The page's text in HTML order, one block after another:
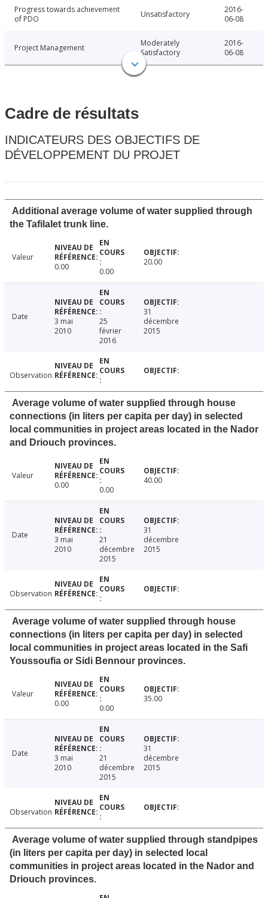
Progress towards achievement
of PDO
Unsatisfactory
2016-
06-08
Project Management
Moderately
Satisfactory
2016-
06-08
Cadre de résultats
INDICATEURS DES OBJECTIFS DE
DÉVELOPPEMENT DU PROJET
Additional average volume of water supplied through
the Tafilalet trunk line.
Valeur
0.00
0.00
20.00
Date
3 mai
2010
25
février
2016
31
décembre
2015
Observation
Average volume of water supplied through house
connections (in liters per capita per day) in selected
local communities in project areas located in the Nador
and Driouch provinces.
Valeur
0.00
0.00
40.00
Date
3 mai
2010
21
décembre
2015
31
décembre
2015
Observation
Average volume of water supplied through house
connections (in liters per capita per day) in selected
local communities in project areas located in the Safi
Youssoufia or Sidi Bennour provinces.
Valeur
0.00
0.00
35.00
Date
3 mai
2010
21
décembre
2015
31
décembre
2015
Observation
Average volume of water supplied through standpipes
(in liters per capita per day) in selected local
communities in project areas located in the Nador and
Driouch provinces.